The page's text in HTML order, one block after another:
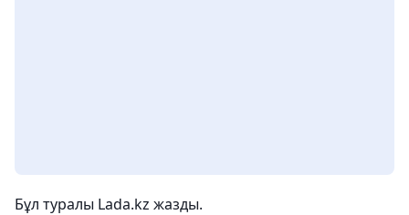
Бұл туралы Lada.kz жазды.